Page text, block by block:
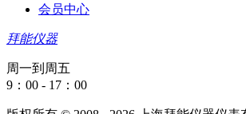
会员中心
拜能仪器
周一到周五
9：00 - 17：00